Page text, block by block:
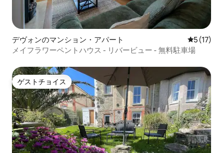
デヴォンのマンション・アパート レビュー
5 (17)
メイフラワーペントハウス - リバービュー - 無料駐車場
ゲストチョイス
ゲストチョイス